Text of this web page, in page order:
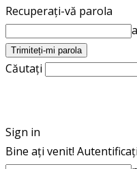
Recuperați-vă parola
Căutați
Sign in
Bine ați venit!